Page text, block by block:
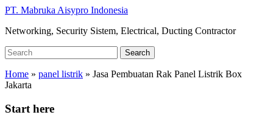
Skip
main
PT. Mabruka Aisypro Indonesia
Networking, Security Sistem, Electrical, Ducting Contractor
Search
for:
Search
Home » panel listrik » Jasa Pembuatan Rak Panel Listrik Box
Jakarta
Start here